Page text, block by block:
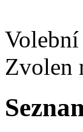
Zvolen